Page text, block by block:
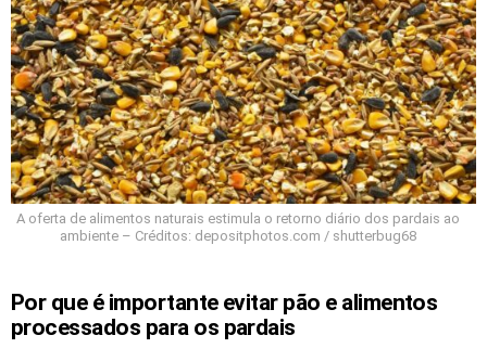
A oferta de alimentos naturais estimula o retorno diário dos pardais ao
ambiente – Créditos: depositphotos.com / shutterbug68
Por que é importante evitar pão e alimentos
processados para os pardais